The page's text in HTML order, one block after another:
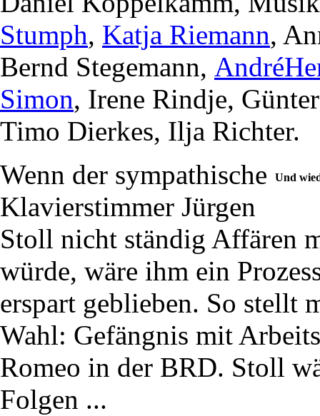
Stumph, Katja Riemann,
Bernd Stegemann,
Simon, Irene Rindje,
Timo Dierkes, Ilja Richter.
Und
Wenn der sympathische
Klavierstimmer Jürgen
Stoll nicht ständig Affären
würde, wäre ihm ein
erspart geblieben. So stellt
Wahl: Gefängnis mit
Romeo in der BRD. Stoll
Folgen ...